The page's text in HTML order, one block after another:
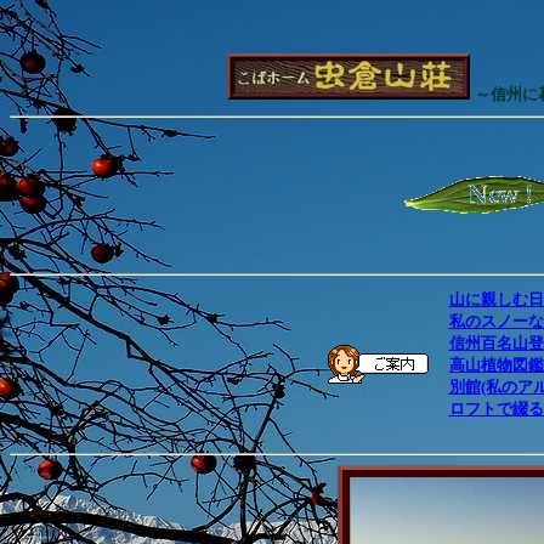
～信州
山に親しむ
私のスノー
信州百名山
高山植物図
別館(私のア
ロフトで綴